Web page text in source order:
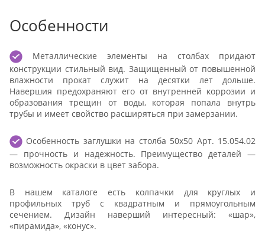
Особенности
Металлические элементы на столбах придают
конструкции стильный вид. Защищенный от повышенной
влажности прокат служит на десятки лет дольше.
Навершия предохраняют его от внутренней коррозии и
образования трещин от воды, которая попала внутрь
трубы и имеет свойство расширяться при замерзании.
Особенность заглушки на столба 50х50 Арт. 15.054.02
— прочность и надежность. Преимущество деталей —
возможность окраски в цвет забора.
В нашем каталоге есть колпачки для круглых и
профильных труб с квадратным и прямоугольным
сечением. Дизайн наверший интересный: «шар»,
«пирамида», «конус».